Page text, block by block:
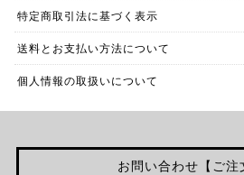
特定商取引法に基づく表示
送料とお支払い方法について
個人情報の取扱いについて
お問い合わせ【ご注